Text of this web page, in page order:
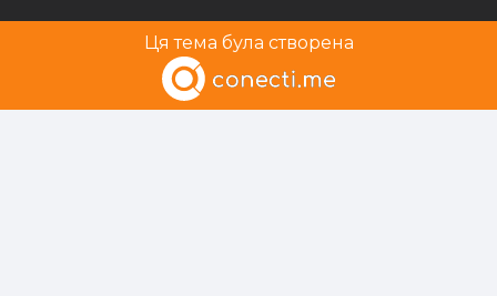
Ця тема була створена